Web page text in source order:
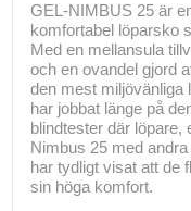
GEL-NIMBUS 25 är
komfortabel löparsko
Med en mellansula
och en ovandel gjord
den mest miljövänliga
har jobbat länge på
blindtester där löpare,
Nimbus 25 med
har tydligt visat att de
sin höga komfort.